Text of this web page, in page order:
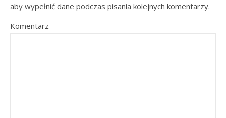
aby wypełnić dane podczas pisania kolejnych komentarzy.
Komentarz